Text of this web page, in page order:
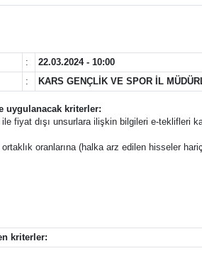
:
22.03.2024 - 10:00
: KARS GENÇLİK VE SPOR İL
uygulanacak kriterler:
fiyat dışı unsurlara ilişkin bilgileri e-teklifleri
oranlarına (halka arz edilen hisseler
kriterler: